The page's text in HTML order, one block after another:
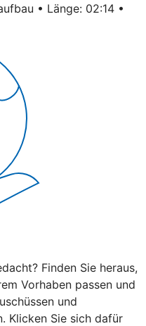
• Länge: 02:14 •
Finden Sie heraus,
Vorhaben passen und
und
Klicken Sie sich dafür